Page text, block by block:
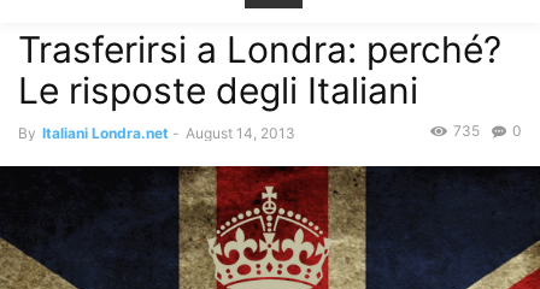
Trasferirsi a Londra: perché?
Le risposte degli Italiani
By Italiani Londra.net - August 14, 2013 0
735